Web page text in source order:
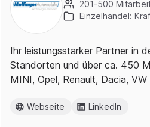
201-500
Einzelhandel:
Ihr leistungsstarker Partner in
Standorten und über ca. 450
MINI, Opel, Renault, Dacia,
Webseite LinkedIn